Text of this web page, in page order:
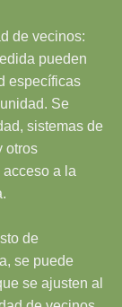
de vecinos:
pueden
específicas
Se
sistemas de
otros
a la
de
se puede
se ajusten al